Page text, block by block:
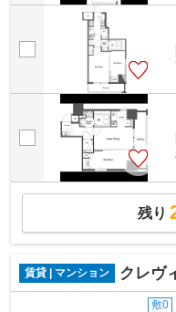
残り
賃貸 | マンション クレヴ
敷0